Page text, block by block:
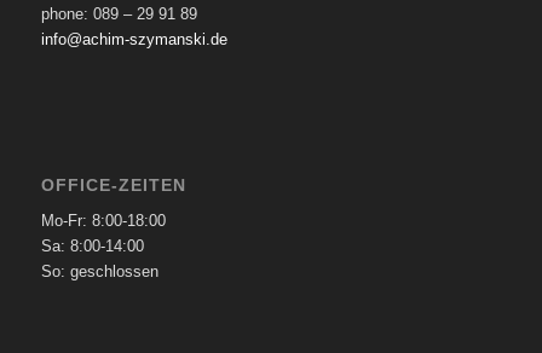
phone: 089 – 29 91 89
info@achim-szymanski.de
OFFICE-ZEITEN
Mo-Fr: 8:00-18:00
Sa: 8:00-14:00
So: geschlossen